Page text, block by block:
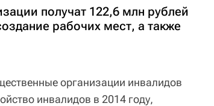
получат 122,6 млн рублей
рабочих мест, а также
организации инвалидов
инвалидов в 2014 году,